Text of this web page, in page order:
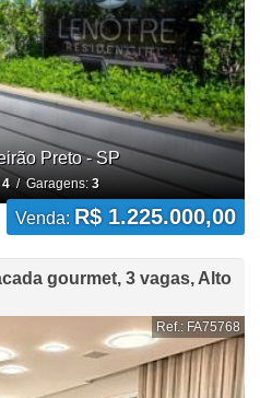
Preto - SP
4/ Garagens: 3
Venda: R$ 1.225.000,00
gourmet, 3 vagas, Alto
Ref.: FA75768